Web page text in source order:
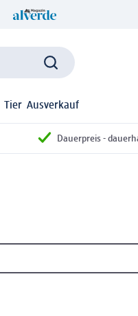
Tier Ausverkauf
Dauerpreis -